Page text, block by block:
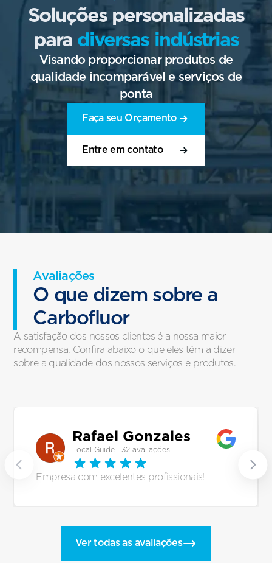
Soluções personalizadas
para diversas indústrias
Visando proporcionar produtos de
qualidade incomparável e serviços de
ponta
Faça seu Orçamento
Entre em contato
Avaliações
O que dizem sobre a
Carbofluor
A satisfação dos nossos clientes é a nossa maior
recompensa. Confira abaixo o que eles têm a dizer
sobre a qualidade dos nossos serviços e produtos.
Rafael Gonzales
Local Guide · 32 avaliações
Empresa com excelentes profissionais!
Ver todas as avaliações